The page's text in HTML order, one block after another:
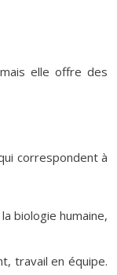
elle offre des
correspondent à
biologie humaine,
travail en équipe.